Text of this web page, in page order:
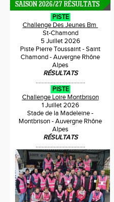
SAISON 2026/27 RÉSULTATS
PISTE
Challenge Des Jeunes Bm
St-Chamond
5 Juillet 2026
Piste Pierre Toussaint - Saint
Chamond - Auvergne Rhône
Alpes
RÉSULTATS
.................................
PISTE
Challenge Loire Montbrison
1 Juillet 2026
Stade de la Madeleine -
Montbrison - Auvergne Rhône
Alpes
RÉSULTATS
.................................